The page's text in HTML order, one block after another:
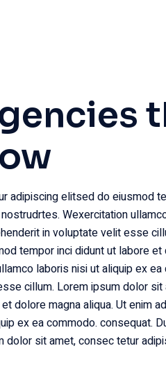
adipiscing elitsed do eiusmod
Wexercitation
in voluptate velit esse
tempor inci didunt ut labore et
laboris nisi ut aliquip ex
cillum. Lorem ipsum dolor
dolore magna aliqua. Ut enim
ex ea commodo. consequat.
sit amet, consec tetur